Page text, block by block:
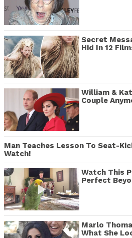
Secret
Hid In 12
William &
Couple
Man Teaches Lesson To Seat-
Watch!
Watch This
Perfect
Marlo
What She